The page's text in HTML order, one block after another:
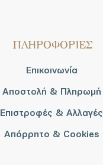
ΠΛΗΡΟΦΟΡΙΕΣ
Επικοινωνία
Αποστολή & Πληρωμή
Επιστροφές & Αλλαγές
Απόρρητο & Cookies